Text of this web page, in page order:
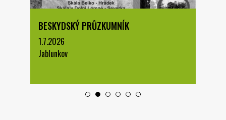
BESKYDSKÝ PRŮZKUMNÍK
1.7.2026
Jablunkov